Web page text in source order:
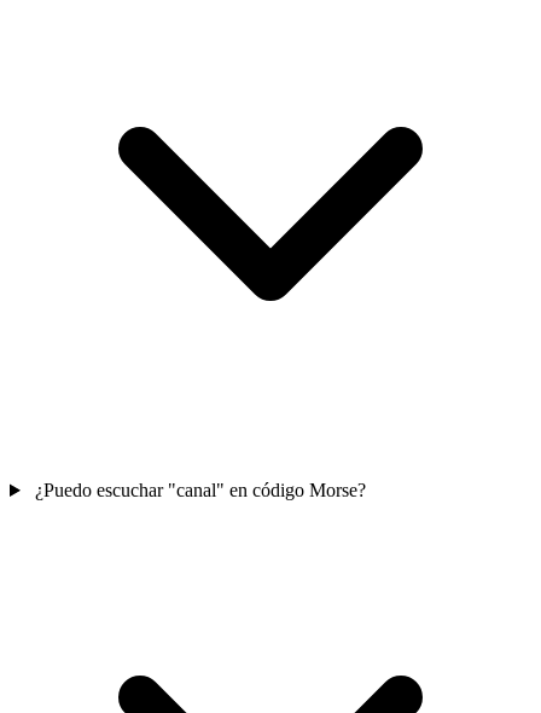
¿Puedo escuchar "canal" en código Morse?